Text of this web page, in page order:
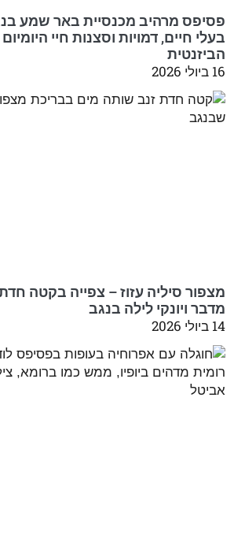
פסיפס מרהיב מכנסיית באר שמע
בעלי חיים, דמויות וסצנות חיי
הביזנטית
16 ביולי 2026
מצפור סיליה עזוז – צפייה בקטה
מדבר ויונקי לילה בנגב
14 ביולי 2026